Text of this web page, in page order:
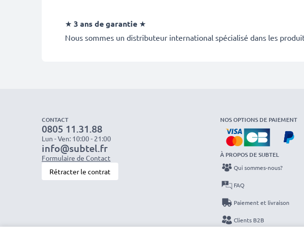
★ 3 ans de garantie ★
Nous sommes un distributeur international spécialisé dans les
CONTACT
0805 11.31.88
Lun - Ven: 10:00 - 21:00
info@subtel.fr
Formulaire de Contact
Rétracter le contrat
NOS OPTIONS DE PAIEMENT
À PROPOS DE SUBTEL
Qui sommes-nous?
FAQ
Paiement et livraison
Clients B2B